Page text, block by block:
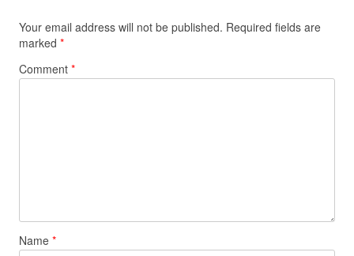
Your email address will not be published. Required fields are
marked *
Comment *
Name *